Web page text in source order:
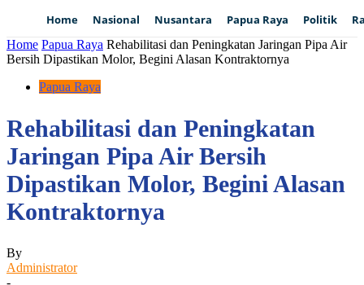
Home Nasional Nusantara Papua Raya Politik
Home Papua Raya Rehabilitasi dan Peningkatan Jaringan Pipa Air
Bersih Dipastikan Molor, Begini Alasan Kontraktornya
Papua Raya
Rehabilitasi dan Peningkatan
Jaringan Pipa Air Bersih
Dipastikan Molor, Begini Alasan
Kontraktornya
By
Administrator